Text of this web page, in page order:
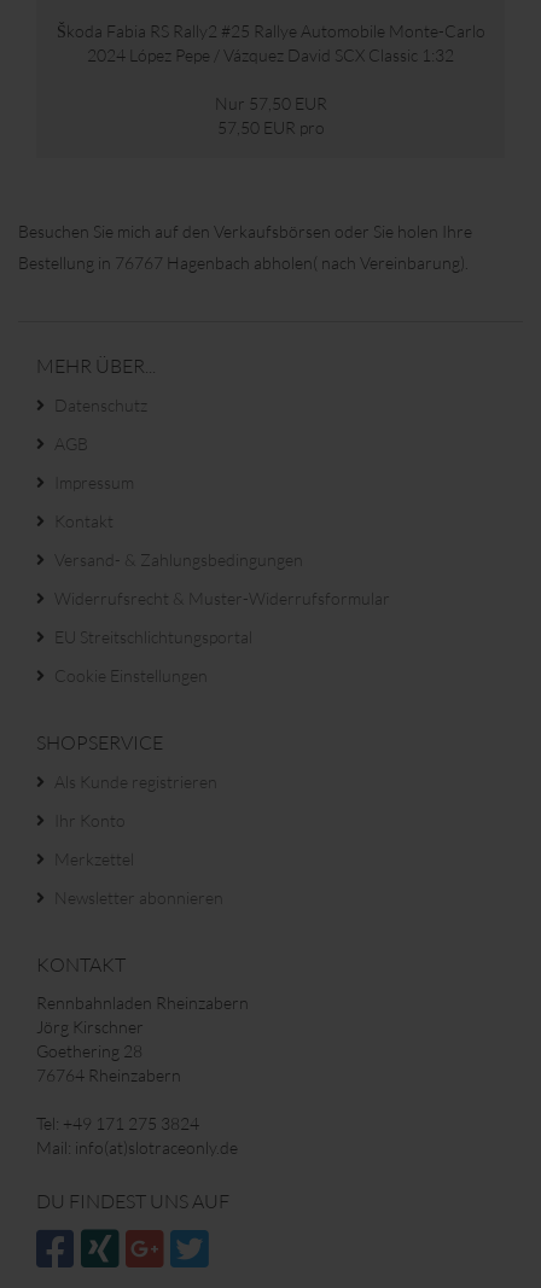
Škoda Fabia RS Rally2 #25 Rallye Automobile Monte-Carlo
2024 López Pepe / Vázquez David SCX Classic 1:32
Nur 57,50 EUR
57,50 EUR pro
Besuchen Sie mich auf den Verkaufsbörsen oder Sie holen Ihre
Bestellung in 76767 Hagenbach abholen( nach Vereinbarung).
MEHR ÜBER...
Datenschutz
AGB
Impressum
Kontakt
Versand- & Zahlungsbedingungen
Widerrufsrecht & Muster-Widerrufsformular
EU Streitschlichtungsportal
Cookie Einstellungen
SHOPSERVICE
Als Kunde registrieren
Ihr Konto
Merkzettel
Newsletter abonnieren
KONTAKT
Rennbahnladen Rheinzabern
Jörg Kirschner
Goethering 28
76764 Rheinzabern
Tel: +49 171 275 3824
Mail: info(at)slotraceonly.de
DU FINDEST UNS AUF